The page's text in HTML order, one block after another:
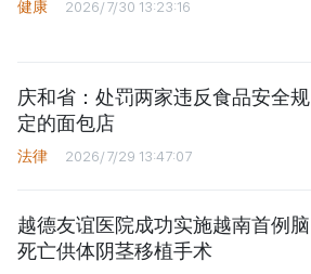
健康 2026/7/30 13:23:16
庆和省：处罚两家违反食品安全规
定的面包店
法律 2026/7/29 13:47:07
越德友谊医院成功实施越南首例脑
死亡供体阴茎移植手术